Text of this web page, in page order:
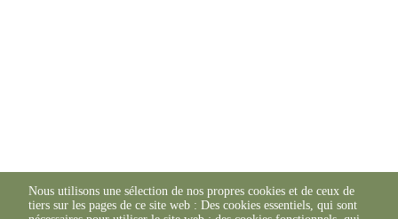
Nous utilisons une sélection de nos propres cookies et de ceux de
tiers sur les pages de ce site web : Des cookies essentiels, qui sont